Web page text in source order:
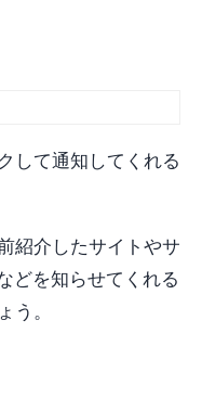
して通知してくれる
紹介したサイトやサ
どを知らせてくれる
う。